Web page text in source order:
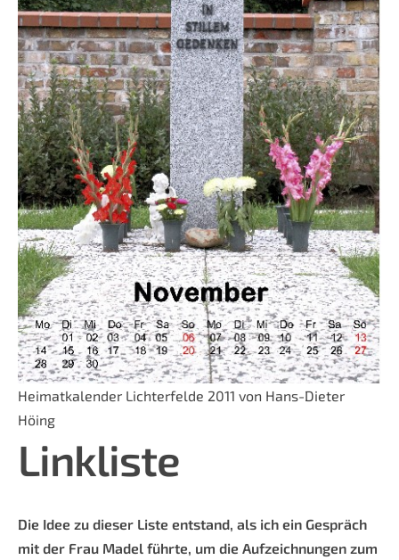
Heimatkalender Lichterfelde 2011 von Hans-Dieter
Höing
Linkliste
Die Idee zu dieser Liste entstand, als ich ein Gespräch
mit der Frau Madel führte, um die Aufzeichnungen zum